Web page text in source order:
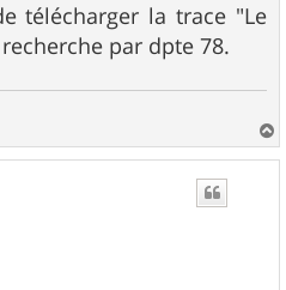
télécharger la trace "Le
par dpte 78.
a
u